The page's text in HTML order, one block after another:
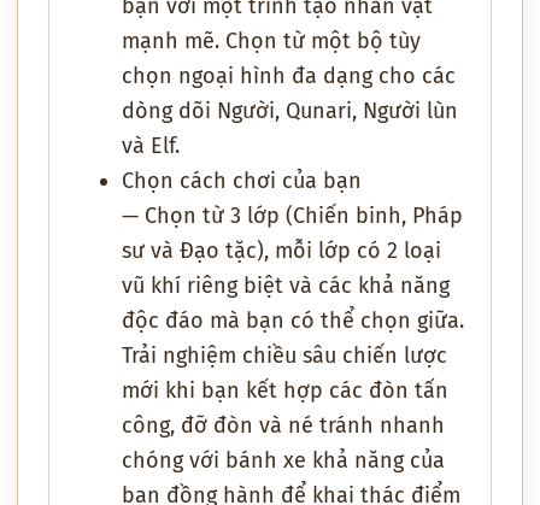
bạn với một trình tạo nhân vật
mạnh mẽ. Chọn từ một bộ tùy
chọn ngoại hình đa dạng cho các
dòng dõi Người, Qunari, Người lùn
và Elf.
Chọn cách chơi của bạn
— Chọn từ 3 lớp (Chiến binh, Pháp
sư và Đạo tặc), mỗi lớp có 2 loại
vũ khí riêng biệt và các khả năng
độc đáo mà bạn có thể chọn giữa.
Trải nghiệm chiều sâu chiến lược
mới khi bạn kết hợp các đòn tấn
công, đỡ đòn và né tránh nhanh
chóng với bánh xe khả năng của
bạn đồng hành để khai thác điểm